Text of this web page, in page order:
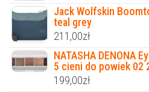
Jack Wolfskin
teal grey
211,00zł
NATASHA DENONA
5 cieni do powiek 02
199,00zł